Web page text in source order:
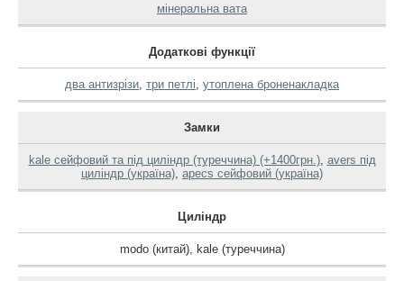
мінеральна вата
Додаткові функції
два антизрізи три петлі утоплена броненакладка
Замки
kale сейфовий та під циліндр (туреччина) (+1400грн.), avers під
циліндр (україна) apecs сейфовий (україна)
Циліндр
modo (китай), kale (туреччина)